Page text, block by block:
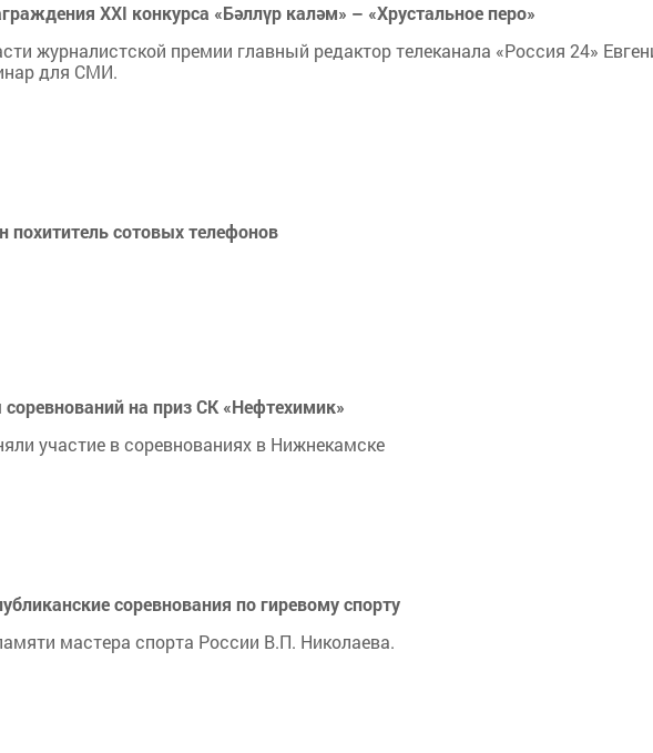
XXI конкурса «Бәллүр каләм» – «Хрустальное перо»
журналистской премии главный редактор телеканала «Россия 24»
для СМИ.
сотовых телефонов
на приз СК «Нефтехимик»
участие в соревнованиях в Нижнекамске
соревнования по гиревому спорту
мастера спорта России В.П. Николаева.